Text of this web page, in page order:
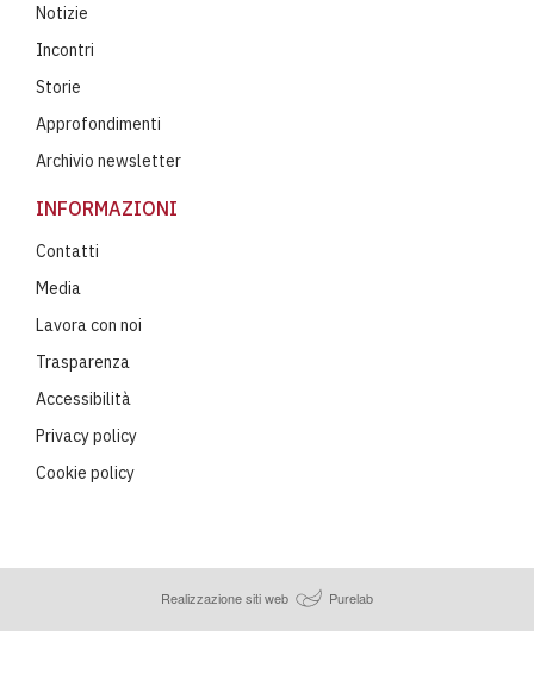
Notizie
Incontri
Storie
Approfondimenti
Archivio newsletter
INFORMAZIONI
Contatti
Media
Lavora con noi
Trasparenza
Accessibilità
Privacy policy
Cookie policy
Realizzazione siti web Purelab